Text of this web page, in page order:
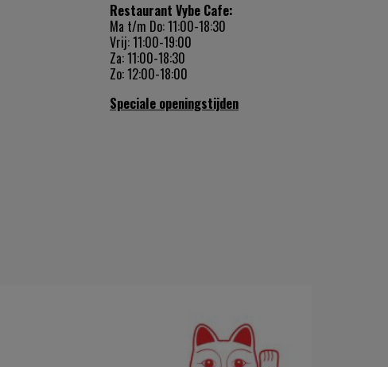
Restaurant Vybe Cafe:
Ma t/m Do: 11:00-18:30
Vrij: 11:00-19:00
Za: 11:00-18:30
Zo: 12:00-18:00
Speciale openingstijden